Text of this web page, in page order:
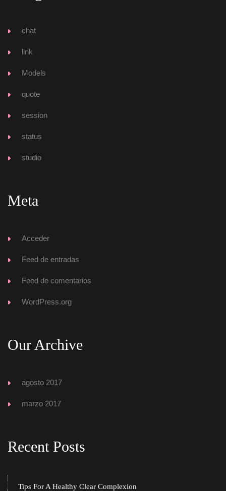
chat
link
Model
quote
ession
tatu
tudio
Meta
Acceder
Feed de entrada
Feed de comentario
WordPress.org
Our Archive
agosto 2017
marzo 2017
Recent Post
Tips For A Healthy Clear Complexion